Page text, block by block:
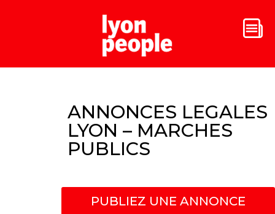
ANNONCES LEGALES
LYON – MARCHES
PUBLICS
PUBLIEZ UNE ANNONCE